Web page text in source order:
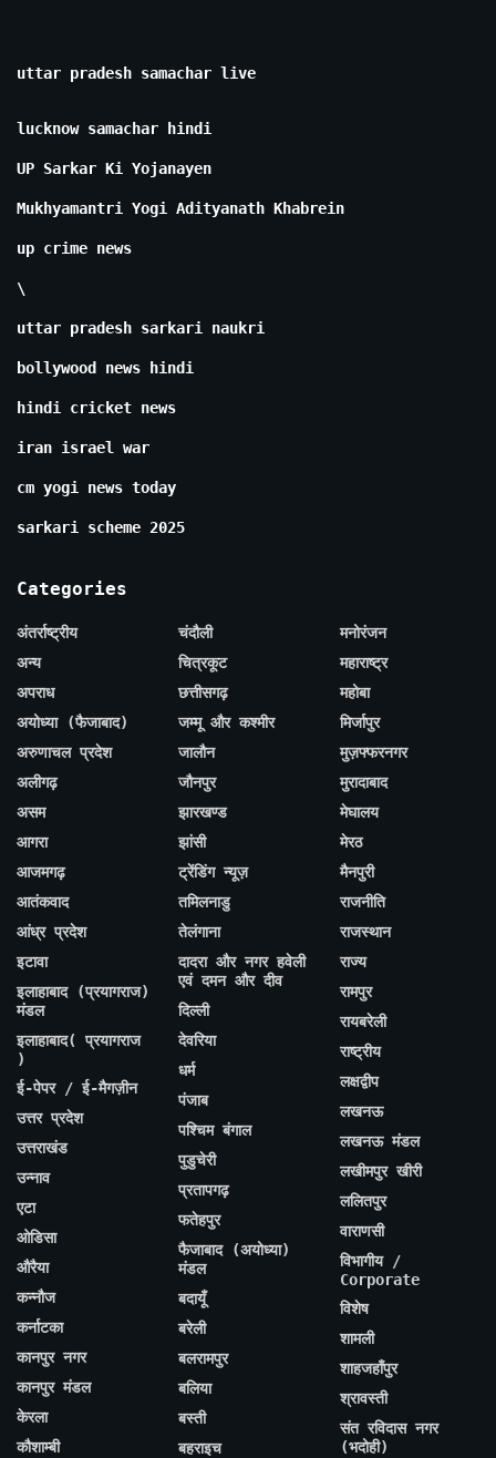
uttar pradesh samachar live
lucknow samachar hindi
UP Sarkar Ki Yojanayen
Mukhyamantri Yogi Adityanath Khabrein
up crime news
\
uttar pradesh sarkari naukri
bollywood news hindi
hindi cricket news
iran israel war
cm yogi news today
sarkari scheme 2025
Categories
अंतर्राष्ट्रीय
अन्य
अपराध
अयोध्या (फैजाबाद)
अरुणाचल प्रदेश
अलीगढ़
असम
आगरा
आजमगढ़
आतंकवाद
आंध्र प्रदेश
इटावा
इलाहाबाद (प्रयागराज)
मंडल
इलाहाबाद( प्रयागराज
)
ई-पेपर / ई-मैगज़ीन
उत्तर प्रदेश
उत्तराखंड
उन्नाव
एटा
ओडिसा
औरैया
कन्नौज
कर्नाटका
कानपुर नगर
कानपुर मंडल
केरला
कौशाम्बी
चंदौली
चित्रकूट
छत्तीसगढ़
जम्मू और कश्मीर
जालौन
जौनपुर
झारखण्ड
झांसी
ट्रेंडिंग न्यूज़
तमिलनाडु
तेलंगाना
दादरा और नगर हवेली
एवं दमन और दीव
दिल्ली
देवरिया
धर्म
पंजाब
पश्चिम बंगाल
पुडुचेरी
प्रतापगढ़
फतेहपुर
फैजाबाद (अयोध्या)
मंडल
बदायूँ
बरेली
बलरामपुर
बलिया
बस्ती
बहराइच
मनोरंजन
महाराष्ट्र
महोबा
मिर्जापुर
मुज़फ्फरनगर
मुरादाबाद
मेघालय
मेरठ
मैनपुरी
राजनीति
राजस्थान
राज्य
रामपुर
रायबरेली
राष्ट्रीय
लक्षद्वीप
लखनऊ
लखनऊ मंडल
लखीमपुर खीरी
ललितपुर
वाराणसी
विभागीय /
Corporate
विशेष
शामली
शाहजहाँपुर
श्रावस्ती
संत रविदास नगर
(भदोही)